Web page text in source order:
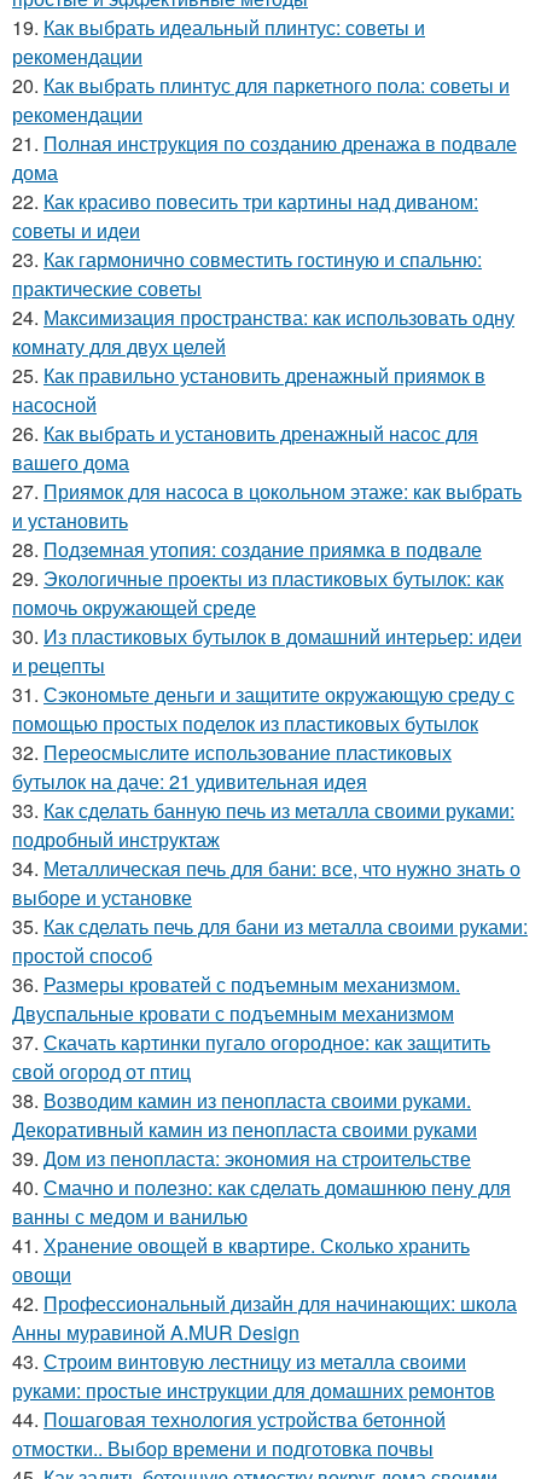
19. Как выбрать идеальный плинтус: советы и
рекомендации
20. Как выбрать плинтус для паркетного пола: советы и
рекомендации
21. Полная инструкция по созданию дренажа в подвале
дома
22. Как красиво повесить три картины над диваном:
советы и идеи
23. Как гармонично совместить гостиную и спальню:
практические советы
24. Максимизация пространства: как использовать одну
комнату для двух целей
25. Как правильно установить дренажный приямок в
насосной
26. Как выбрать и установить дренажный насос для
вашего дома
27. Приямок для насоса в цокольном этаже: как выбрать
и установить
28. Подземная утопия: создание приямка в подвале
29. Экологичные проекты из пластиковых бутылок: как
помочь окружающей среде
30. Из пластиковых бутылок в домашний интерьер: идеи
и рецепты
31. Сэкономьте деньги и защитите окружающую среду с
помощью простых поделок из пластиковых бутылок
32. Переосмыслите использование пластиковых
бутылок на даче: 21 удивительная идея
33. Как сделать банную печь из металла своими руками:
подробный инструктаж
34. Металлическая печь для бани: все, что нужно знать о
выборе и установке
35. Как сделать печь для бани из металла своими руками:
простой способ
36. Размеры кроватей с подъемным механизмом.
Двуспальные кровати с подъемным механизмом
37. Скачать картинки пугало огородное: как защитить
свой огород от птиц
38. Возводим камин из пенопласта своими руками.
Декоративный камин из пенопласта своими руками
39. Дом из пенопласта: экономия на строительстве
40. Смачно и полезно: как сделать домашнюю пену для
ванны с медом и ванилью
41. Хранение овощей в квартире. Сколько хранить
овощи
42. Профессиональный дизайн для начинающих: школа
Анны муравиной A.MUR Design
43. Строим винтовую лестницу из металла своими
руками: простые инструкции для домашних ремонтов
44. Пошаговая технология устройства бетонной
отмостки.. Выбор времени и подготовка почвы